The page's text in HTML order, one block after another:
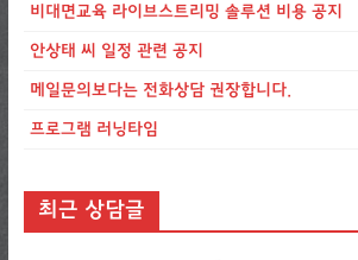
비대면교육 라이브스트리밍 솔루션 비용 공지
안상태 씨 일정 관련 공지
메일문의보다는 전화상담 권장합니다.
프로그램 러닝타임
최근 상담글